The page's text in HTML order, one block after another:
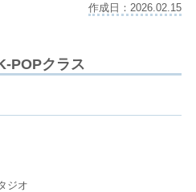
作成日：2026.02.15
POPクラス
ジオ